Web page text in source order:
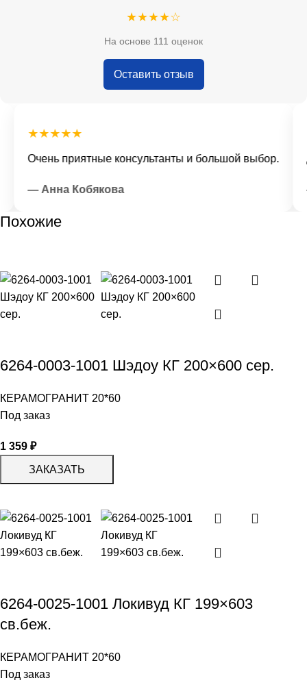
★★★★☆
На основе 111 оценок
Оставить отзыв
★★★★★
Очень приятные консультанты и большой выбор.
— Анна Кобякова
Похожие
6264-0003-1001 Шэдоу КГ 200×600 сер.
КЕРАМОГРАНИТ 20*60
Под заказ
1 359 ₽
ЗАКАЗАТЬ
6264-0025-1001 Локивуд КГ 199×603
св.беж.
КЕРАМОГРАНИТ 20*60
Под заказ